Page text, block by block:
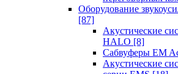
Оборудование
[87]
Акустические
HALO [8]
Сабвуферы EM
Акустические